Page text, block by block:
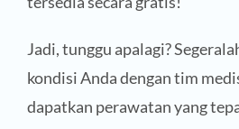
Jadi, tunggu apalagi?
kondisi Anda dengan tim
dapatkan perawatan yang